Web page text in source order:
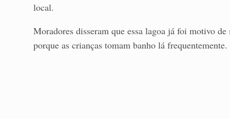
local.
Moradores disseram que essa lagoa já foi motivo
porque as crianças tomam banho lá frequentemente.